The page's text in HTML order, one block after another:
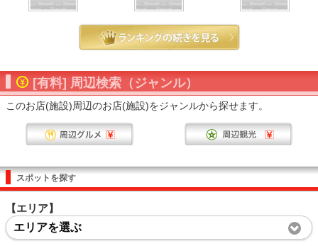
[有料] 周辺検索（ジャンル）
このお店(施設)周辺のお店(施設)をジャンルから探せます。
スポットを探す
【エリア】
エリアを選ぶ